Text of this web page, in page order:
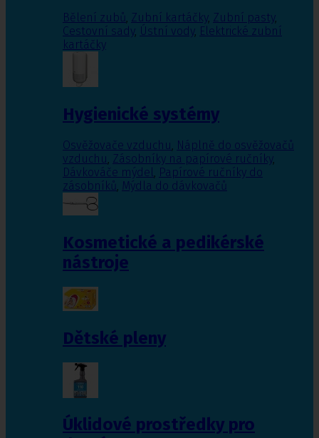
Bělení zubů, Zubní kartáčky, Zubní pasty,
Cestovní sady, Ústní vody, Elektrické zubní
kartáčky
Hygienické systémy
Osvěžovače vzduchu, Náplně do osvěžovačů
vzduchu, Zásobníky na papírové ručníky,
Dávkováče mýdel, Papírové ručníky do
zásobníků, Mýdla do dávkovačů
Kosmetické a pedikérské
nástroje
Dětské pleny
Úklidové prostředky pro